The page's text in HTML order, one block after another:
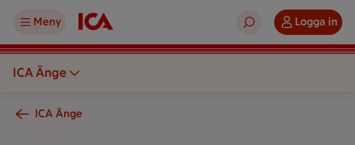
Meny Logga in
ICA Änge
ICA Änge